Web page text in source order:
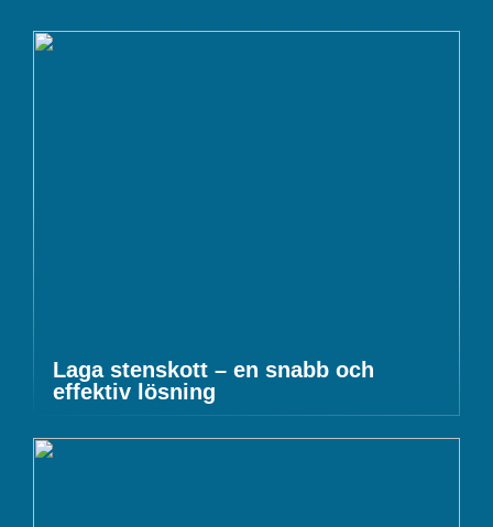
Laga stenskott – en snabb och
effektiv lösning